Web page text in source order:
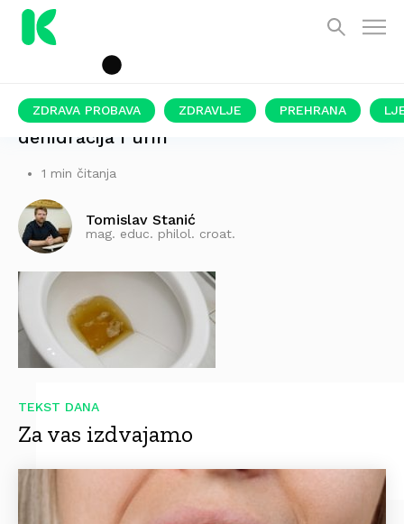
ZDRAVA PROBAVA ZDRAVLJE PREHRANA
dehidracija i urin
1 min čitanja
Tomislav Stanić
mag. educ. philol. croat.
TEKST DANA
Za vas izdvajamo